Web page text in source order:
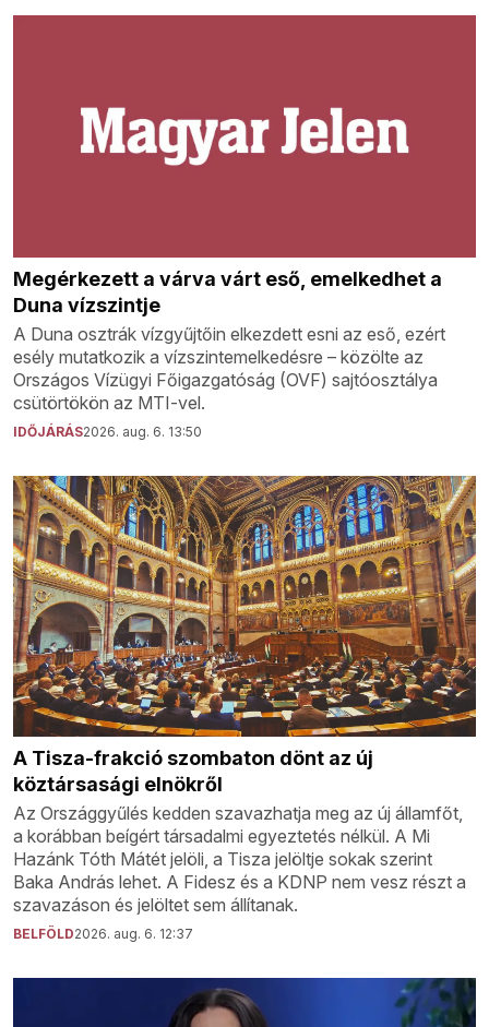
Megérkezett a várva várt eső, emelkedhet a
Duna vízszintje
A Duna osztrák vízgyűjtőin elkezdett esni az eső, ezért
esély mutatkozik a vízszintemelkedésre – közölte az
Országos Vízügyi Főigazgatóság (OVF) sajtóosztálya
csütörtökön az MTI-vel.
IDŐJÁRÁS2026. aug. 6. 13:50
A Tisza-frakció szombaton dönt az új
köztársasági elnökről
Az Országgyűlés kedden szavazhatja meg az új államfőt,
a korábban beígért társadalmi egyeztetés nélkül. A Mi
Hazánk Tóth Mátét jelöli, a Tisza jelöltje sokak szerint
Baka András lehet. A Fidesz és a KDNP nem vesz részt a
szavazáson és jelöltet sem állítanak.
BELFÖLD2026. aug. 6. 12:37